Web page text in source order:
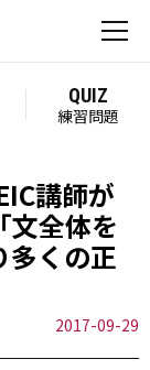
QUIZ
練習問題
講師が
文全体を
多くの正
2017-09-29